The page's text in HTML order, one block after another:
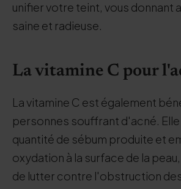
unifier votre teint, vous donnant
saine et radieuse.
La vitamine C pour
La vitamine C est également
personnes souffrant d'acné. Elle
quantité de sébum produite et
oxydation à la surface de la
de lutter contre l'obstruction